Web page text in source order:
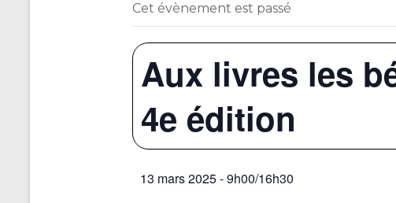
Cet évènement est passé
Aux livres les
4e édition
13 mars 2025 - 9h00/16h30